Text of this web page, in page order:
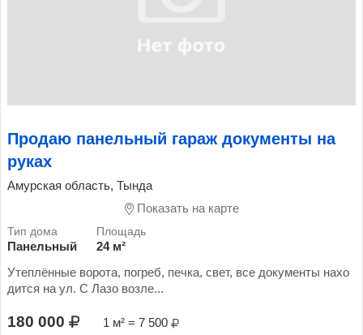
Продаю панельный гараж документы на
руках
Амурская область, Тында
Показать на карте
Панельный
24 м²
Утеплённые ворота, погреб, печка, свет, все документы нахо
дится на ул. С Лазо возле...
180 000 1 м² = 7 500